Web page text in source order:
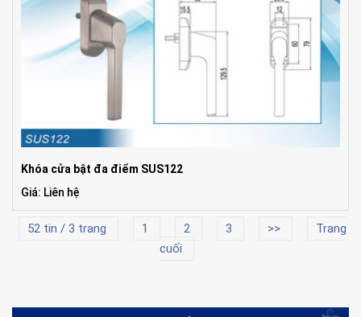
Khóa cửa bật đa điểm SUS122
Giá: Liên hệ
52 tin / 3 trang 1 2 3 >>
Trang
cuối